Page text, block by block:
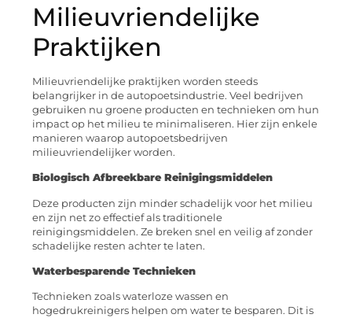
Milieuvriendelijke
Praktijken
Milieuvriendelijke praktijken worden steeds
belangrijker in de autopoetsindustrie. Veel bedrijven
gebruiken nu groene producten en technieken om hun
impact op het milieu te minimaliseren. Hier zijn enkele
manieren waarop autopoetsbedrijven
milieuvriendelijker worden.
Biologisch Afbreekbare Reinigingsmiddelen
Deze producten zijn minder schadelijk voor het milieu
en zijn net zo effectief als traditionele
reinigingsmiddelen. Ze breken snel en veilig af zonder
schadelijke resten achter te laten.
Waterbesparende Technieken
Technieken zoals waterloze wassen en
hogedrukreinigers helpen om water te besparen. Dit is